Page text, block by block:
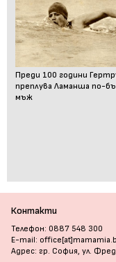
Преди 100 години
преплува Ламанша по-
мъж
Контакти
Телефон: 0887 548 300
E-mail:
Адрес: гр. София, ул.